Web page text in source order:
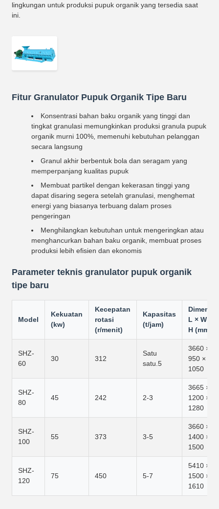
lingkungan untuk produksi pupuk organik yang tersedia saat
ini.
Fitur Granulator Pupuk Organik Tipe Baru
Konsentrasi bahan baku organik yang tinggi dan
tingkat granulasi memungkinkan produksi granula pupuk
organik murni 100%, memenuhi kebutuhan pelanggan
secara langsung
Granul akhir berbentuk bola dan seragam yang
memperpanjang kualitas pupuk
Membuat partikel dengan kekerasan tinggi yang
dapat disaring segera setelah granulasi, menghemat
energi yang biasanya terbuang dalam proses
pengeringan
Menghilangkan kebutuhan untuk mengeringkan atau
menghancurkan bahan baku organik, membuat proses
produksi lebih efisien dan ekonomis
Parameter teknis granulator pupuk organik
tipe baru
Model
Kekuatan
(kw)
Kecepatan
rotasi
(r/menit)
Kapasitas
(t/jam)
Dimensi
L × W ×
H (mm)
SHZ-
60
30 312
Satu
satu.5
3660 ×
950 ×
1050
SHZ-
80
45 242 2-3
3665 ×
1200 ×
1280
SHZ-
100
55 373 3-5
3660 ×
1400 ×
1500
SHZ-
120
75 450 5-7
5410 ×
1500 ×
1610